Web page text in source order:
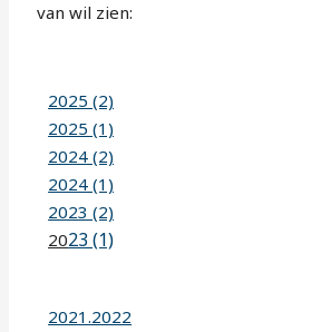
van wil zien:
2025 (2)
2025 (1)
2024 (2)
2024 (1)
2023 (2)
2023 (1)
2021.2022